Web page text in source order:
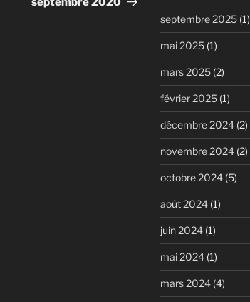
septembre 2025(1)
mai 2025(1)
mars 2025(2)
février 2025(1)
décembre 2024(2)
novembre 2024(2)
octobre 2024(5)
août 2024(1)
juin 2024(1)
mai 2024(1)
mars 2024(4)